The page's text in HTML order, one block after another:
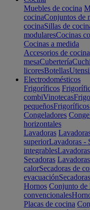
Muebles de cocina
cocinaConjuntos de
cocinaSillas de
modularesCocinas
Cocinas a medida
Accesorios de cocina
mesaCubertería
licoresBotellas
Electrodomésticos
Frigoríficos
combiVinotecas
pequeños
Congeladores
horizontales
Lavadoras
superiorLavadoras -
integrables
Secadoras
calorSecadoras de
evacuación
Hornos Conjunto de
convencionales
Placas de cocina